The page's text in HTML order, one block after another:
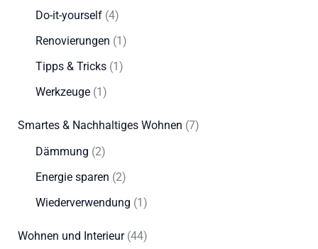
Do-it-yourself(4)
Renovierungen (1)
Tipps & Tricks(1)
Werkzeuge(1)
Smartes & Nachhaltiges Wohnen (7)
Dämmung (2)
Energie sparen (2)
Wiederverwendung (1)
Wohnen und Interieur(44)